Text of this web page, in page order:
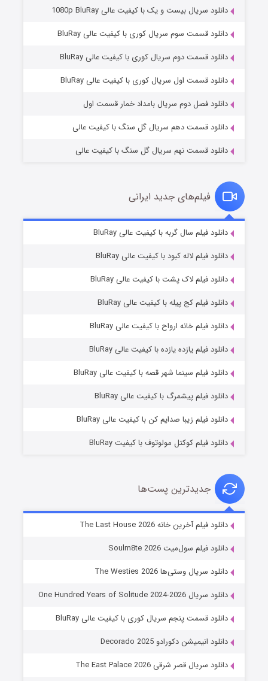
مردگان متحرک: شهر مرده ۳
قسمت۲ (زیرنویس) منتشر شد
قسمت۷ (زیرنویس) منتشر شد
خاندان اژدها فصل ۳
جادوگری در مغولستان
دانلود سریال بیست و یک با کیفیت عالی 1080p BluRay
دانلود قسمت سوم سریال کوری با کیفیت عالی BluRay
دانلود قسمت دوم سریال کوری با کیفیت عالی BluRay
دانلود قسمت اول سریال کوری با کیفیت عالی BluRay
دانلود فصل دوم سریال بامداد خمار قسمت اول
دانلود قسمت دهم سریال گل سنگ با کیفیت عالی
دانلود قسمت نهم سریال گل سنگ با کیفیت عالی
فیلم‌های جدید ایرانی
دانلود فیلم سال گربه با کیفیت عالی BluRay
دانلود فیلم لاله کبود با کیفیت عالی BluRay
دانلود فیلم لاک پشت با کیفیت عالی BluRay
دانلود فیلم کج‌ پیله با کیفیت عالی BluRay
دانلود فیلم خانه ارواح با کیفیت عالی BluRay
دانلود فیلم یازده یازده با کیفیت عالی BluRay
دانلود فیلم سینما شهر قصه با کیفیت عالی BluRay
دانلود فیلم پیشمرگ با کیفیت عالی BluRay
دانلود فیلم زیبا صدایم کن با کیفیت عالی BluRay
دانلود فیلم کوکتل مولوتوف با کیفیت BluRay
جدیدترین پست‌ها
دانلود فیلم آخرین خانه The Last House 2026
دانلود فیلم سول‌میت Soulm8te 2026
دانلود سریال وستی‌ها The Westies 2026
دانلود سریال One Hundred Years of Solitude 2024-2026
دانلود قسمت پنجم سریال کوری با کیفیت عالی BluRay
دانلود انیمیشن دکورادو Decorado 2025
دانلود سریال قصر شرقی The East Palace 2026